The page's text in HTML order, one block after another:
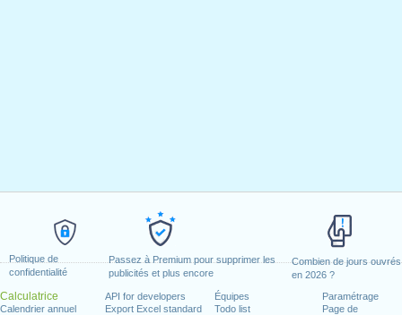
Politique de
confidentialité
Passez à Premium pour supprimer les
publicités et plus encore
Combien de jours ouvrés
en 2026 ?
Calculatrice
Calendrier annuel
API for developers
Export Excel standard
Équipes
Todo list
Paramétrage
Page de